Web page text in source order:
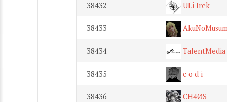
38432 ULi Irek
38433
38434 TalentMedia
38435 c o d i
38436 CH4ØS